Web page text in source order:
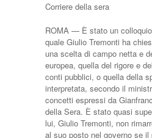
Corriere della sera
ROMA — È stato un
qua­le Giulio Tremonti ha
una scelta di campo netta e
europea, quella del rigore e
con­ti pubblici, o quella della
interpretata, secondo il
concetti espressi da
della Sera. È stato quasi
lui, Giulio Tre­monti, non
al suo posto nel go­verno se il